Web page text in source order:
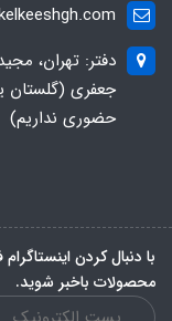
دفتر: تهران،
جعفری (گلستان
حضوری نداریم)
با دنبال کردن
محصولات باخبر شوید.